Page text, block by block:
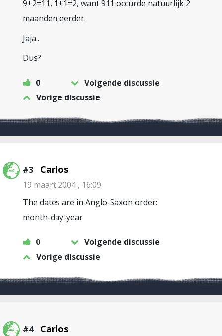
9+2=11, 1+1=2, want 911 occurde natuurlijk 2
maanden eerder.
Jaja..
Dus?
0
Volgende discussie
Vorige discussie
#3 Carlos
19 maart 2004 , 16:09
The dates are in Anglo-Saxon order:
month-day-year
0
Volgende discussie
Vorige discussie
#4 Carlos